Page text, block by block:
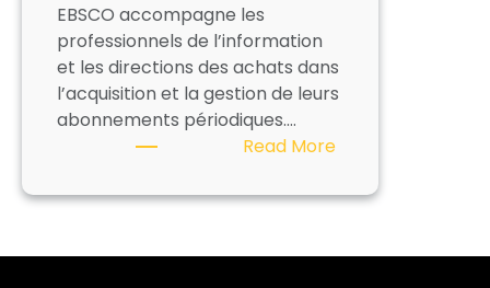
EBSCO accompagne les
professionnels de l’information
et les directions des achats dans
l’acquisition et la gestion de leurs
abonnements périodiques.…
Read More: